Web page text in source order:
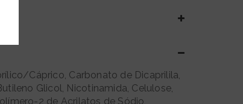
Cáprico, Carbonato de Dicaprilila,
Glicol, Nicotinamida, Celulose,
2 de Acrilatos de Sódio,